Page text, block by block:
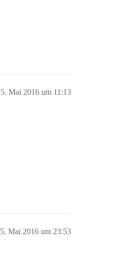
Mai 2016 um 11:13
Mai 2016 um 23:53